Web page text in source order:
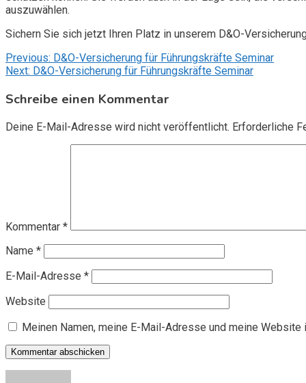
auszuwählen.
Sichern Sie sich jetzt Ihren Platz in unserem D&O-
Beitragsnavigation
Previous: D&O-Versicherung für Führungskräfte Seminar
Next: D&O-Versicherung für Führungskräfte Seminar
Schreibe einen Kommentar
Deine E-Mail-Adresse wird nicht veröffentlicht. Erforderliche
Kommentar *
Name *
E-Mail-Adresse *
Website
Meinen Namen, meine E-Mail-Adresse und meine